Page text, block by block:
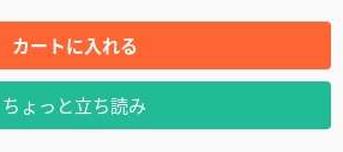
カートに入れる
ちょっと立ち読み